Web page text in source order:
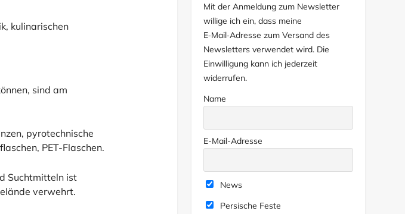
kulinarischen
sind am
pyrotechnische
PET-Flaschen.
Suchtmitteln ist
verwehrt.
Mit der Anmeldung zum Newsletter
willige ich ein, dass meine
E‑Mail‑Adresse zum Versand des
Newsletters verwendet wird. Die
Einwilligung kann ich jederzeit
widerrufen.
Name
E-Mail-Adresse
News
Persische Feste